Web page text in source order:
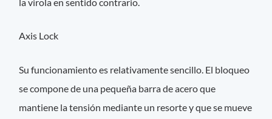
Axis Lock
Su funcionamiento es relativamente sencillo. El bloqueo
se compone de una pequeña barra de acero que
mantiene la tensión mediante un resorte y que se mueve